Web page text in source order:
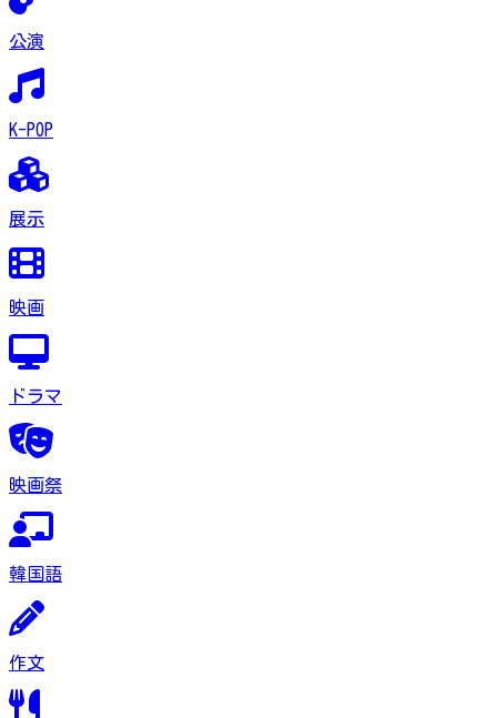
公演
K-POP
展示
映画
ドラマ
映画祭
韓国語
作文